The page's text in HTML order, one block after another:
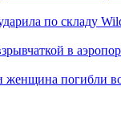
по складу
в
женщина погибли